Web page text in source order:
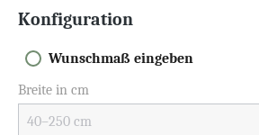
Konfiguration
Wunschmaß eingeben
Breite in cm